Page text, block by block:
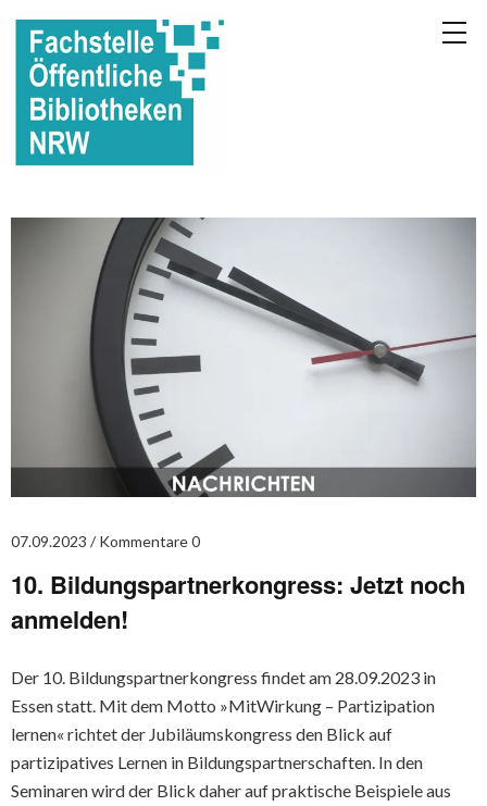
07.09.2023 Kommentare 0
10. Bildungspartnerkongress: Jetzt noch
anmelden!
Der 10. Bildungspartnerkongress findet am 28.09.2023 in
Essen statt. Mit dem Motto »MitWirkung – Partizipation
lernen« richtet der Jubiläumskongress den Blick auf
partizipatives Lernen in Bildungspartnerschaften. In den
Seminaren wird der Blick daher auf praktische Beispiele aus